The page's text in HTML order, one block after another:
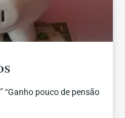
“Ganho pouco de pensão